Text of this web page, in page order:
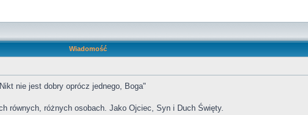
Wiadomość
nie jest dobry oprócz jednego, Boga"
równych, różnych osobach. Jako Ojciec, Syn i Duch Święty.